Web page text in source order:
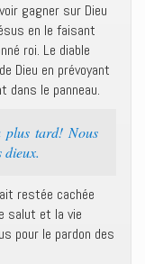
gagner sur Dieu
en le faisant
roi. Le diable
Dieu en prévoyant
dans le panneau.
plus tard! Nous
dieux.
restée cachée
salut et la vie
pour le pardon des